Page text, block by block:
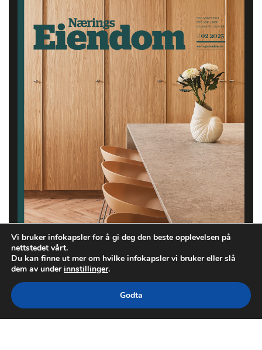
Vi bruker infokapsler for å gi deg den beste opplevelsen på
nettstedet vårt.
Du kan finne ut mer om hvilke infokapsler vi bruker eller slå
dem av underinnstillinger.
Godta